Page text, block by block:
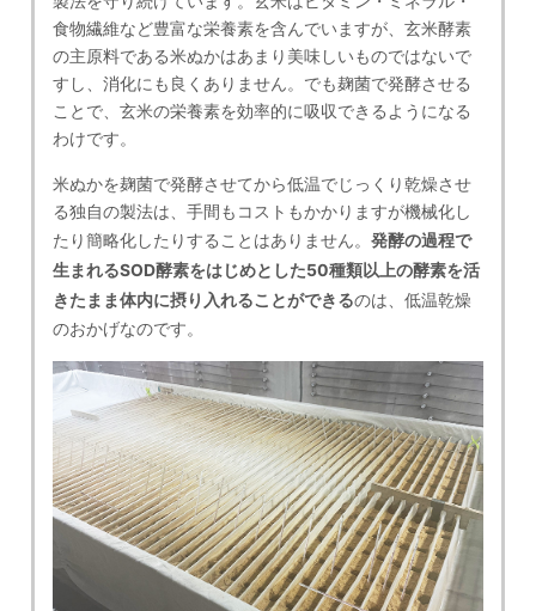
食物繊維など豊富な栄養素を含んでいますが、玄米酵素
の主原料である米ぬかはあまり美味しいものではないで
すし、消化にも良くありません。でも麹菌で発酵させる
ことで、玄米の栄養素を効率的に吸収できるようになる
わけです。
米ぬかを麹菌で発酵させてから低温でじっくり乾燥させ
る独自の製法は、手間もコストもかかりますが機械化し
たり簡略化したりすることはありません。発酵の過程で
生まれるSOD酵素をはじめとした50種類以上の酵素を活
きたまま体内に摂り入れることができるのは、低温乾燥
のおかげなのです。